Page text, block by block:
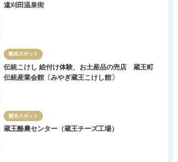
遠刈田温泉街
観光スポット
伝統こけし 絵付け体験、お土産品の売店 蔵王町
伝統産業会館〔みやぎ蔵王こけし館〕
観光スポット
蔵王酪農センター（蔵王チーズ工場）